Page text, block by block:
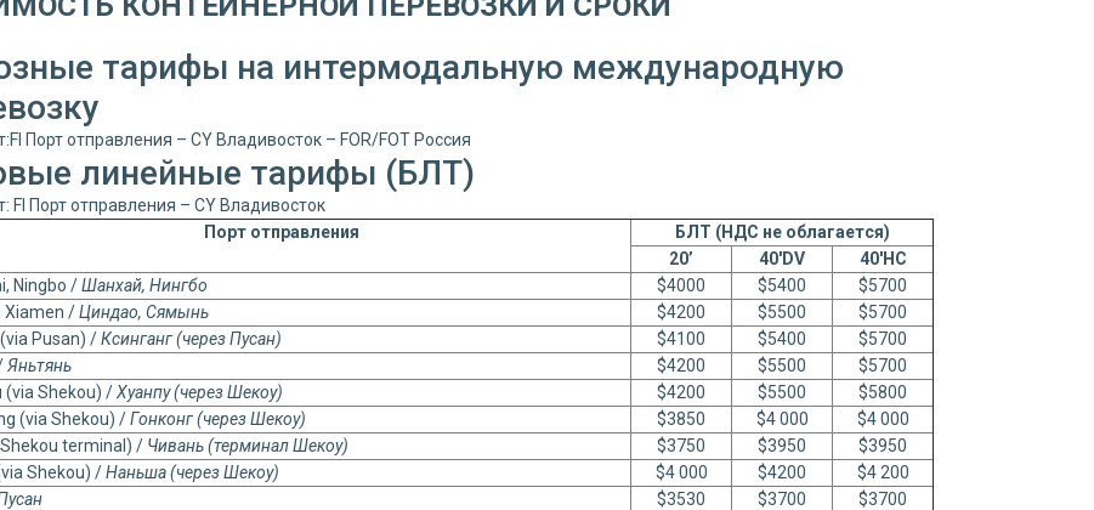
тарифы на интермодальную международную
Порт отправления – CY Владивосток – FOR/FOT Россия
линейные тарифы (БЛТ)
FI Порт отправления – CY Владивосток
Порт отправления
БЛТ (НДС не облагается)
20’
40'DV
40'HC
Ningbo /Шанхай, Нингбо $4000 $5400
$5700
Xiamen /Циндао, Сямынь $4200 $5500
$5700
Pusan) /Ксинганг (через Пусан) $4100 $5400
$5700
Яньтянь $4200 $5500
$5700
(via Shekou) /Хуанпу (через Шекоу) $4200 $5500
$5800
(via Shekou) /Гонконг (через Шекоу) $3850 $4 000
$4 000
terminal) / Чивань (терминал Шекоу) $3750 $3950
$3950
Shekou) /Наньша (через Шекоу) $4 000 $4200
$4 200
$3530 $3700
$3700